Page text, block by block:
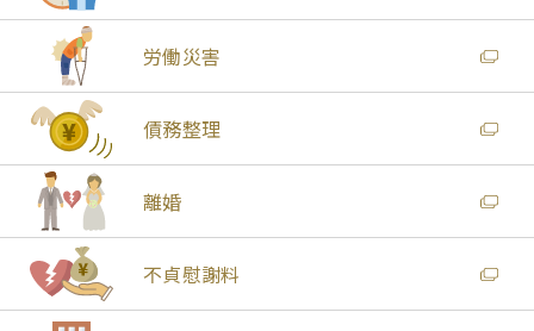
労働災害
債務整理
離婚
不貞慰謝料